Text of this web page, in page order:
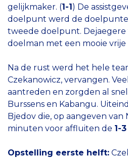
gelijkmaker. (1-1) De
doelpunt werd de
tweede doelpunt. Dejaegere
doelman met een mooie vrije
Na de rust werd het hele
Czekanowicz, vervangen.
aantreden en zorgden al
Burssens en Kabangu.
Bjedov die, op aangeven van
minuten voor affluiten de 1-3
Opstelling eerste helft: